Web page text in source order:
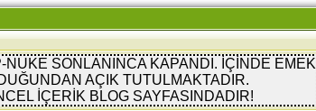
NUKE SONLANINCA KAPANDI. İÇİNDE EMEK
AÇIK TUTULMAKTADIR.
İÇERİK BLOG SAYFASINDADIR!